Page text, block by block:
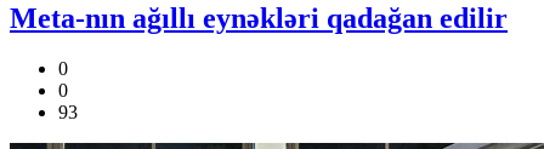
Meta-nın ağıllı eynəkləri qadağan edilir
0
0
93